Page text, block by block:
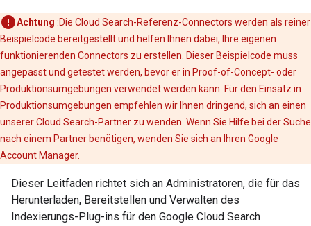
Achtung :Die Cloud Search-Referenz-Connectors werden als reiner
Beispielcode bereitgestellt und helfen Ihnen dabei, Ihre eigenen
funktionierenden Connectors zu erstellen. Dieser Beispielcode muss
angepasst und getestet werden, bevor er in Proof-of-Concept- oder
Produktionsumgebungen verwendet werden kann. Für den Einsatz in
Produktionsumgebungen empfehlen wir Ihnen dringend, sich an einen
unserer Cloud Search-Partner zu wenden. Wenn Sie Hilfe bei der Suche
nach einem Partner benötigen, wenden Sie sich an Ihren Google
Account Manager.
Dieser Leitfaden richtet sich an Administratoren, die für das
Herunterladen, Bereitstellen und Verwalten des
Indexierungs-Plug-ins für den Google Cloud Search